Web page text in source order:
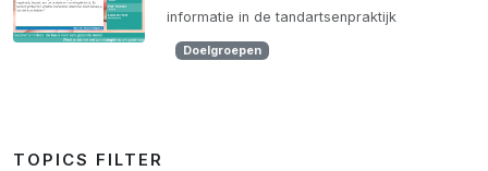
informatie in de tandartsenpraktijk
Doelgroepen
TOPICS FILTER